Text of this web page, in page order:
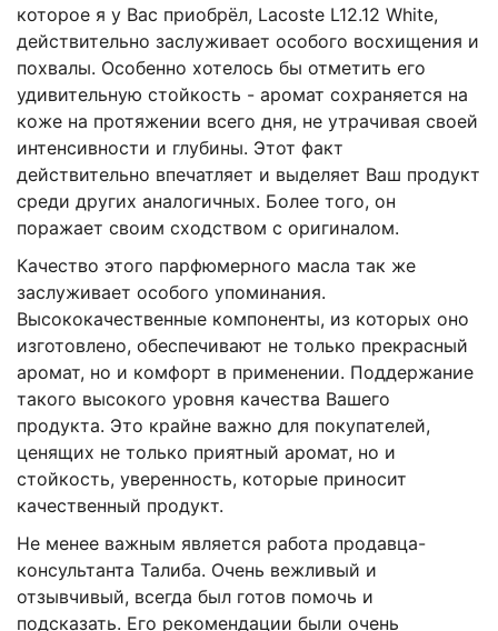
которое я у Вас приобрёл, Lacoste L12.12 White,
действительно заслуживает особого восхищения и
похвалы. Особенно хотелось бы отметить его
удивительную стойкость - аромат сохраняется на
коже на протяжении всего дня, не утрачивая своей
интенсивности и глубины. Этот факт
действительно впечатляет и выделяет Ваш продукт
среди других аналогичных. Более того, он
поражает своим сходством с оригиналом.
Качество этого парфюмерного масла так же
заслуживает особого упоминания.
Высококачественные компоненты, из которых оно
изготовлено, обеспечивают не только прекрасный
аромат, но и комфорт в применении. Поддержание
такого высокого уровня качества Вашего
продукта. Это крайне важно для покупателей,
ценящих не только приятный аромат, но и
стойкость, уверенность, которые приносит
качественный продукт.
Не менее важным является работа продавца-
консультанта Талиба. Очень вежливый и
отзывчивый, всегда был готов помочь и
подсказать. Его рекомендации были очень